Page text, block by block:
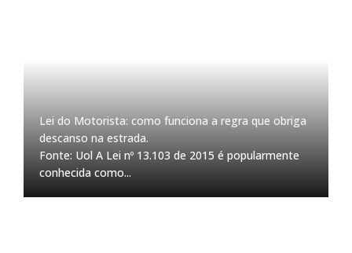
Lei do Motorista: como funciona a regra que obriga
descanso na estrada.
Fonte: Uol A Lei nº 13.103 de 2015 é popularmente
conhecida como...